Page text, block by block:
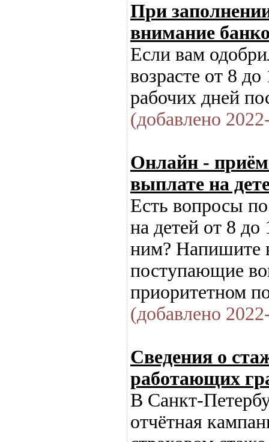
При
внимание
Если вам
возрасте от 8
рабочих дней
(добавлено
Онлайн -
выплате на
Есть вопросы
на детей от 8
ним? Напишите
поступающие
приоритетном
(добавлено
Сведения о
работающих
В Санкт-
отчётная